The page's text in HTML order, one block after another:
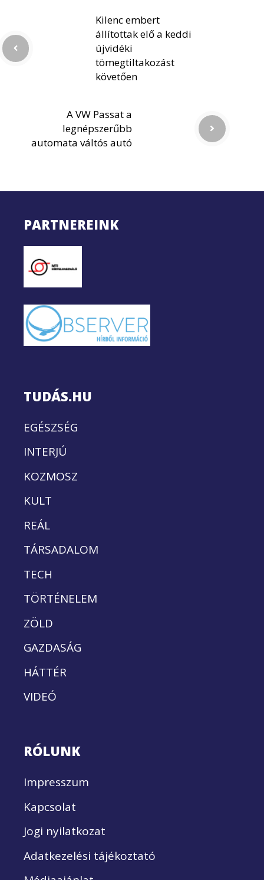
Kilenc embert
állítottak elő a keddi
újvidéki
tömegtiltakozást
követően
A VW Passat a
legnépszerűbb
automata váltós autó
PARTNEREINK
TUDÁS.HU
EGÉSZSÉG
INTERJÚ
KOZMOSZ
KULT
REÁL
TÁRSADALOM
TECH
TÖRTÉNELEM
ZÖLD
GAZDASÁG
HÁTTÉR
VIDEÓ
RÓLUNK
Impresszum
Kapcsolat
Jogi nyilatkozat
Adatkezelési tájékoztató